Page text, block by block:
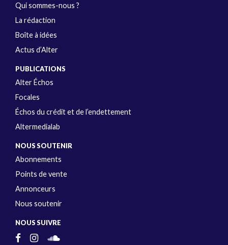
Qui sommes-nous ?
La rédaction
Boîte à idées
Actus d’Alter
PUBLICATIONS
Alter Échos
Focales
Échos du crédit et de l’endettement
Altermedialab
NOUS SOUTENIR
Abonnements
Points de vente
Annonceurs
Nous soutenir
NOUS SUIVRE